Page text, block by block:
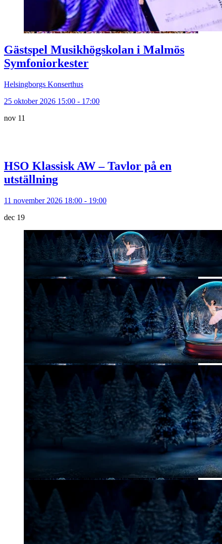
Gästspel Musikhögskolan i Malmös
Symfoniorkester
Helsingborgs Konserthus
25 oktober 2026 15:00 - 17:00
nov 11
HSO Klassisk AW – Tavlor på en
utställning
11 november 2026 18:00 - 19:00
dec 19